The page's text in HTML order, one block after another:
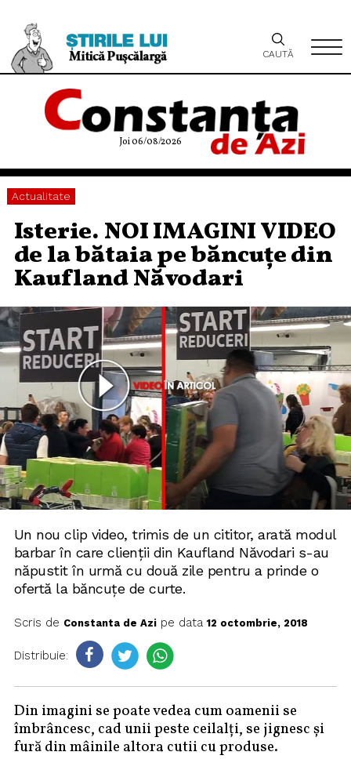
Joi 06/08/2026
CAUTĂ
Actualitate
Isterie. NOI IMAGINI VIDEO
de la bătaia pe băncuțe din
Kaufland Năvodari
Un nou clip video, trimis de un cititor, arată modul
barbar în care clienții din Kaufland Năvodari s-au
năpustit în urmă cu două zile pentru a prinde o
ofertă la băncuțe de curte.
Scris de Constanta de Azipe data12 octombrie, 2018
Distribuie:
Din imagini se poate vedea cum oamenii se
îmbrâncesc, cad unii peste ceilalți, se jignesc și
fură din mâinile altora cutii cu produse.